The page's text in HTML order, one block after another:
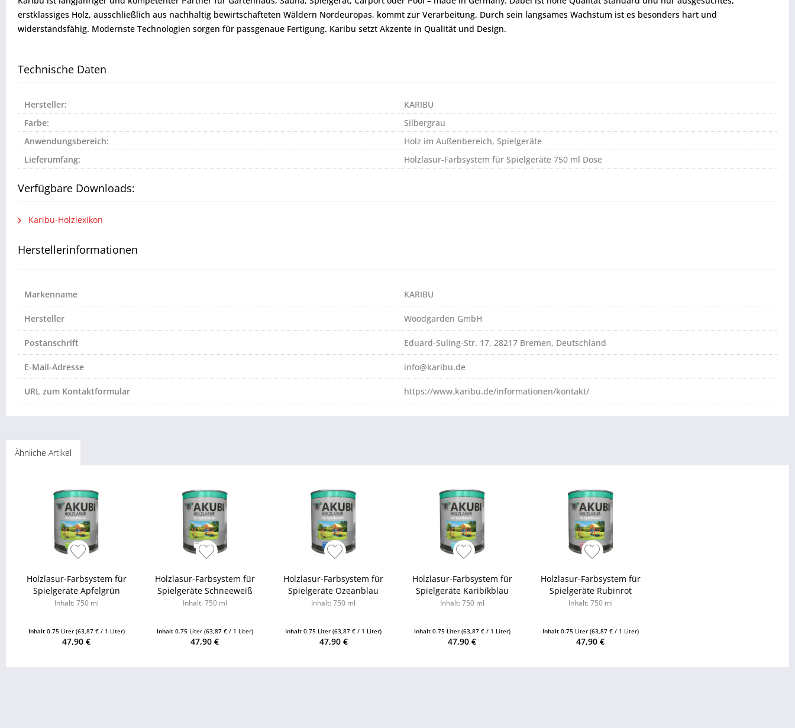
erstklassiges Holz, ausschließlich aus nachhaltig bewirtschafteten Wäldern Nordeuropas, kommt zur Verarbeitung. Durch sein langsames Wachstum ist es besonders hart und
widerstandsfähig. Modernste Technologien sorgen für passgenaue Fertigung. Karibu setzt Akzente in Qualität und Design.
Technische Daten
Hersteller:
KARIBU
Farbe:
Silbergrau
Anwendungsbereich:
Holz im Außenbereich, Spielgeräte
Lieferumfang:
Holzlasur-Farbsystem für Spielgeräte 750 ml Dose
Verfügbare Downloads:
Karibu-Holzlexikon
Herstellerinformationen
Markenname KARIBU
Hersteller Woodgarden GmbH
Postanschrift Eduard-Suling-Str. 17, 28217 Bremen, Deutschland
E-Mail-Adresse info@karibu.de
URL zum Kontaktformular https://www.karibu.de/informationen/kontakt/
Ähnliche Artikel
Holzlasur-Farbsystem für
Spielgeräte Apfelgrün
Inhalt: 750 ml
Inhalt 0.75 Liter (63,87 € / 1 Liter)
47,90 €
Holzlasur-Farbsystem für
Spielgeräte Schneeweiß
Inhalt: 750 ml
Inhalt 0.75 Liter (63,87 € / 1 Liter)
47,90 €
Holzlasur-Farbsystem für
Spielgeräte Ozeanblau
Inhalt: 750 ml
Inhalt0.75 Liter(63,87 € / 1 Liter)
47,90 €
Holzlasur-Farbsystem für
Spielgeräte Karibikblau
Inhalt: 750 ml
Inhalt 0.75 Liter (63,87 € / 1 Liter)
47,90 €
Holzlasur-Farbsystem für
Spielgeräte Rubinrot
Inhalt: 750 ml
Inhalt 0.75 Liter (63,87 € / 1 Liter)
47,90 €